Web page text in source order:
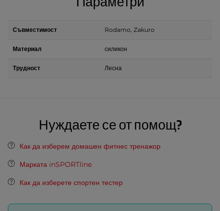
Съвместимост Rodamo, Zakuro
Материал силикон
Трудност Лесна
Нуждаете се от помощ?
Как да изберем домашен фитнес тренажор
Марката inSPORTline
Как да изберете спортен тестер